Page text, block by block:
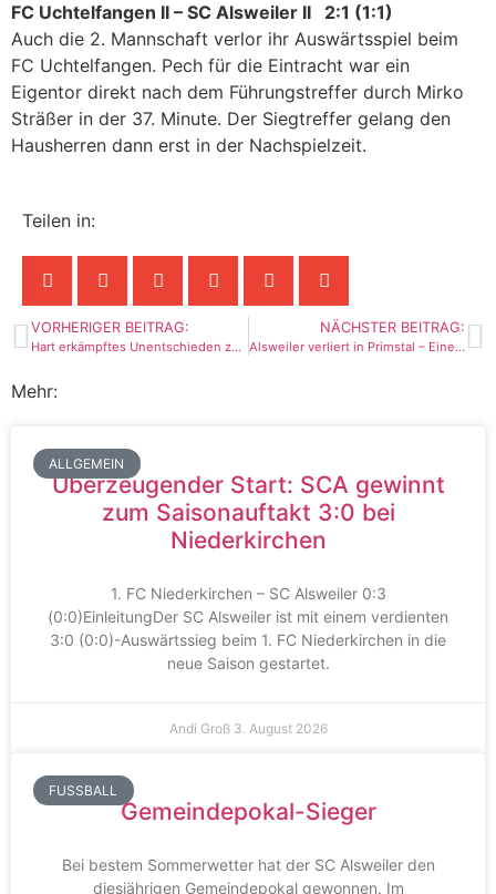
FC Uchtelfangen II – SC Alsweiler II 2:1 (1:1)
Auch die 2. Mannschaft verlor ihr Auswärtsspiel beim
FC Uchtelfangen. Pech für die Eintracht war ein
Eigentor direkt nach dem Führungstreffer durch Mirko
Sträßer in der 37. Minute. Der Siegtreffer gelang den
Hausherren dann erst in der Nachspielzeit.
Teilen in:
VORHERIGER BEITRAG:
Hart erkämpftes Unentschieden zuhause
NÄCHSTER BEITRAG:
Alsweiler verliert in Primstal – Eine gute Halbzeit reicht nicht aus
Mehr:
ALLGEMEIN
Überzeugender Start: SCA gewinnt
zum Saisonauftakt 3:0 bei
Niederkirchen
1. FC Niederkirchen – SC Alsweiler 0:3
(0:0)EinleitungDer SC Alsweiler ist mit einem verdienten
3:0 (0:0)-Auswärtssieg beim 1. FC Niederkirchen in die
neue Saison gestartet.
Andi Groß 3. August 2026
FUSSBALL
Gemeindepokal-Sieger
Bei bestem Sommerwetter hat der SC Alsweiler den
diesjährigen Gemeindepokal gewonnen. Im